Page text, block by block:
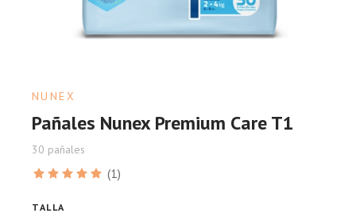
NUNEX
Pañales Nunex Premium Care T1
30 pañales
(1)
TALLA